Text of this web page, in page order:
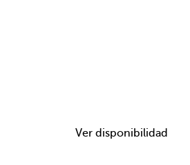
Ver disponibilidad